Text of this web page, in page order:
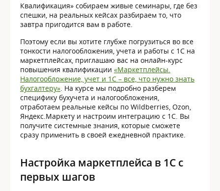
Квалификация» собираем живые семинары, где без
спешки, на реальных кейсах разбираем то, что
завтра пригодится вам в работе.
Поэтому если вы хотите глубже погрузиться во все
тонкости налогообложения, учета и работы с 1С на
маркетплейсах, приглашаю вас на онлайн-курс
повышения квалификации «Маркетплейсы.
Налогообложение, учет и 1С – все, что нужно знать
бухгалтеру». На курсе мы подробно разберем
специфику бухучета и налогообложения,
отработаем реальные кейсы по Wildberries, Ozon,
Яндекс.Маркету и настроим интеграцию с 1С. Вы
получите системные знания, которые сможете
сразу применить в своей ежедневной практике.
Настройка маркетплейса в 1С с
первых шагов